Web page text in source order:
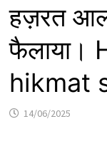
हज़रत
फैलाया।
hikmat
14/06/2025